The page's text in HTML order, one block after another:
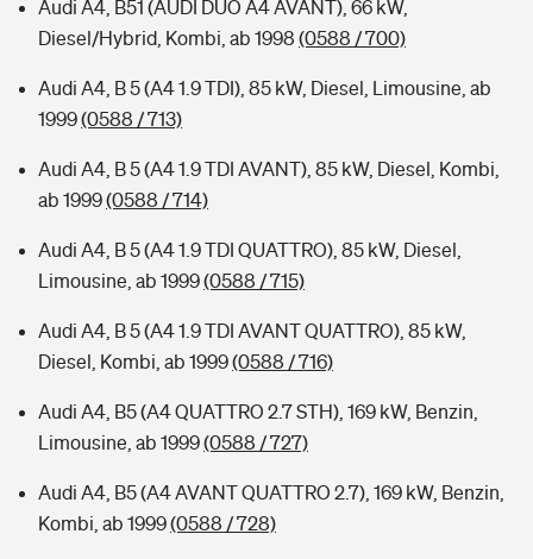
Audi A4, B51 (AUDI DUO A4 AVANT), 66 kW,
Diesel/Hybrid, Kombi, ab 1998 (0588 / 700)
Audi A4, B 5 (A4 1.9 TDI), 85 kW, Diesel, Limousine, ab
1999(0588 / 713)
Audi A4, B 5 (A4 1.9 TDI AVANT), 85 kW, Diesel, Kombi,
ab 1999(0588 / 714)
Audi A4, B 5 (A4 1.9 TDI QUATTRO), 85 kW, Diesel,
Limousine, ab 1999(0588 / 715)
Audi A4, B 5 (A4 1.9 TDI AVANT QUATTRO), 85 kW,
Diesel, Kombi, ab 1999(0588 / 716)
Audi A4, B5 (A4 QUATTRO 2.7 STH), 169 kW, Benzin,
Limousine, ab 1999(0588 / 727)
Audi A4, B5 (A4 AVANT QUATTRO 2.7), 169 kW, Benzin,
Kombi, ab 1999(0588 / 728)